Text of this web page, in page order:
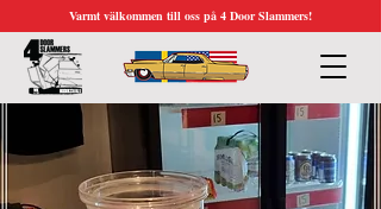
Varmt välkommen till oss på 4 Door Slammers!